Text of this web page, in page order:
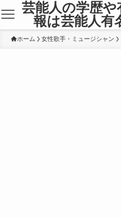
芸能人の学歴や
報は芸能人有
ホーム 女性歌手・ミュージシャン